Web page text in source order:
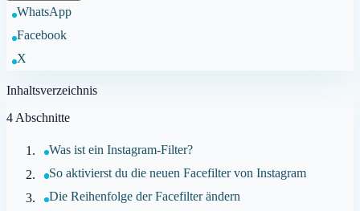
WhatsApp
Facebook
X
Inhaltsverzeichnis
4 Abschnitte
Was ist ein Instagram-Filter?
So aktivierst du die neuen Facefilter von Instagram
Die Reihenfolge der Facefilter ändern